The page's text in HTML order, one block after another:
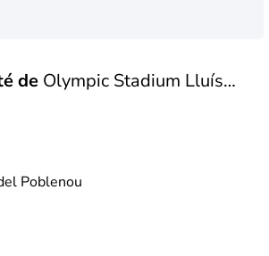
deOlympic Stadium Lluís
Poblenou